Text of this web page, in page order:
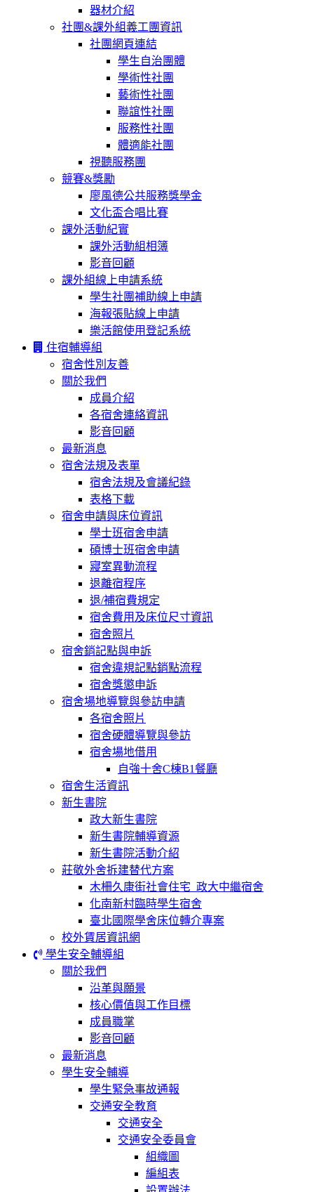
器材介紹
社團&課外組義工團資訊
社團網頁連結
學生自治團體
學術性社團
藝術性社團
聯誼性社團
服務性社團
體適能社團
視聽服務團
競賽&獎勵
廖風德公共服務獎學金
文化盃合唱比賽
課外活動紀實
課外活動組相簿
影音回顧
課外組線上申請系統
學生社團補助線上申請
海報張貼線上申請
樂活館使用登記系統
住宿輔導組
宿舍性別友善
關於我們
成員介紹
各宿舍連絡資訊
影音回顧
最新消息
宿舍法規及表單
宿舍法規及會議紀錄
表格下載
宿舍申請與床位資訊
學士班宿舍申請
碩博士班宿舍申請
寢室異動流程
退離宿程序
退/補宿費規定
宿舍費用及床位尺寸資訊
宿舍照片
宿舍銷記點與申訴
宿舍違規記點銷點流程
宿舍獎懲申訴
宿舍場地導覽與參訪申請
各宿舍照片
宿舍硬體導覽與參訪
宿舍場地借用
自強十舍C棟B1餐廳
宿舍生活資訊
新生書院
政大新生書院
新生書院輔導資源
新生書院活動介紹
莊敬外舍拆建替代方案
木柵久康街社會住宅_政大中繼宿舍
化南新村臨時學生宿舍
臺北國際學舍床位轉介專案
校外賃居資訊網
學生安全輔導組
關於我們
沿革與願景
核心價值與工作目標
成員職掌
影音回顧
最新消息
學生安全輔導
學生緊急事故通報
交通安全教育
交通安全
交通安全委員會
組織圖
編組表